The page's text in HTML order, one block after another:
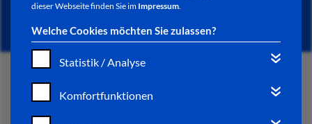
dieser Webseite finden Sie im Impressum.
Welche Cookies möchten Sie zulassen?
Statistik / Analyse
Komfortfunktionen
START